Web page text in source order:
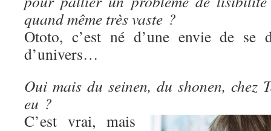
quand même très vaste ?
Ototo, c’est né d’une envie de se
d’univers…
Oui mais du seinen, du shonen,
eu ?
C’est vrai, mais